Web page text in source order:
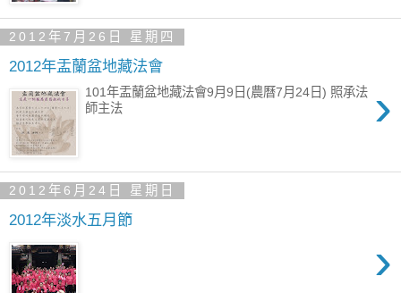
2012年7月26日 星期四
2012年盂蘭盆地藏法會
›
101年盂蘭盆地藏法會9月9日(農曆7月24日) 照承法
師主法
2012年6月24日 星期日
2012年淡水五月節
›